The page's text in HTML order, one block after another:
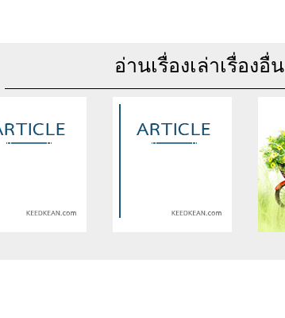
อ่านเรื่องเล่าเรื่องอื่น